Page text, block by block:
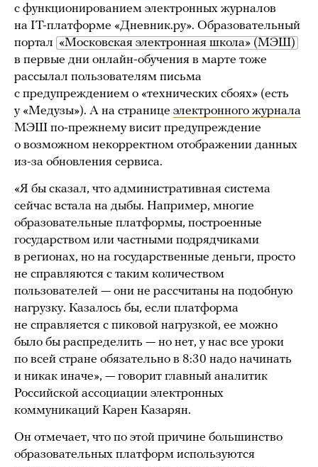
с функционированием электронных журналов
на IT-платформе «Дневник.ру». Образовательный
портал «Московская электронная школа» (МЭШ)
в первые дни онлайн-обучения в марте тоже
рассылал пользователям письма
с предупреждением о «технических сбоях» (есть
у «Медузы»). А на странице электронного журнала
МЭШ по-прежнему висит предупреждение
о возможном некорректном отображении данных
из-за обновления сервиса.
«Я бы сказал, что административная система
сейчас встала на дыбы. Например, многие
образовательные платформы, построенные
государством или частными подрядчиками
в регионах, но на государственные деньги, просто
не справляются с таким количеством
пользователей — они не рассчитаны на подобную
нагрузку. Казалось бы, если платформа
не справляется с пиковой нагрузкой, ее можно
было бы распределить — но нет, у нас все уроки
по всей стране обязательно в 8:30 надо начинать
и никак иначе», — говорит главный аналитик
Российской ассоциации электронных
коммуникаций Карен Казарян.
Он отмечает, что по этой причине большинство
образовательных платформ используются